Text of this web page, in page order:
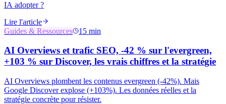
IA adopter ?
Lire l'article
Guides & Ressources
15 min
AI Overviews et trafic SEO, -42 % sur l'evergreen,
+103 % sur Discover, les vrais chiffres et la stratégie
AI Overviews plombent les contenus evergreen (-42%). Mais
Google Discover explose (+103%). Les données réelles et la
stratégie concrète pour résister.